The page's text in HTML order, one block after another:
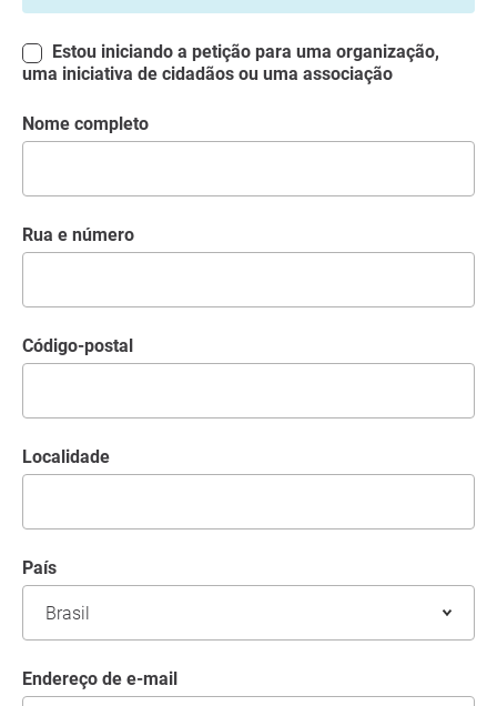
uma iniciativa de cidadãos ou uma associação
Nome completo
Rua e número
código-postal
Localidade
País
Endereço de e-mail